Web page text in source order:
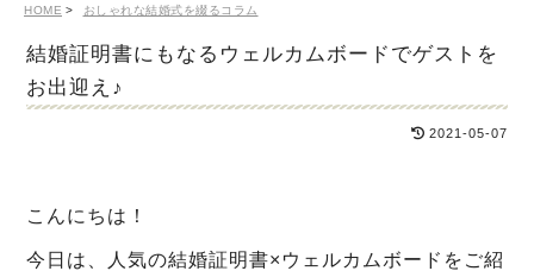
HOME おしゃれな結婚式を綴るコラム
結婚証明書にもなるウェルカムボードでゲストを
お出迎え♪
2021-05-07
こんにちは！
今日は、人気の結婚証明書×ウェルカムボードをご紹